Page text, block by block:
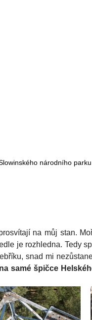
národního parku
na můj stan.
je rozhledna. Tedy
snad mi
samé špičce